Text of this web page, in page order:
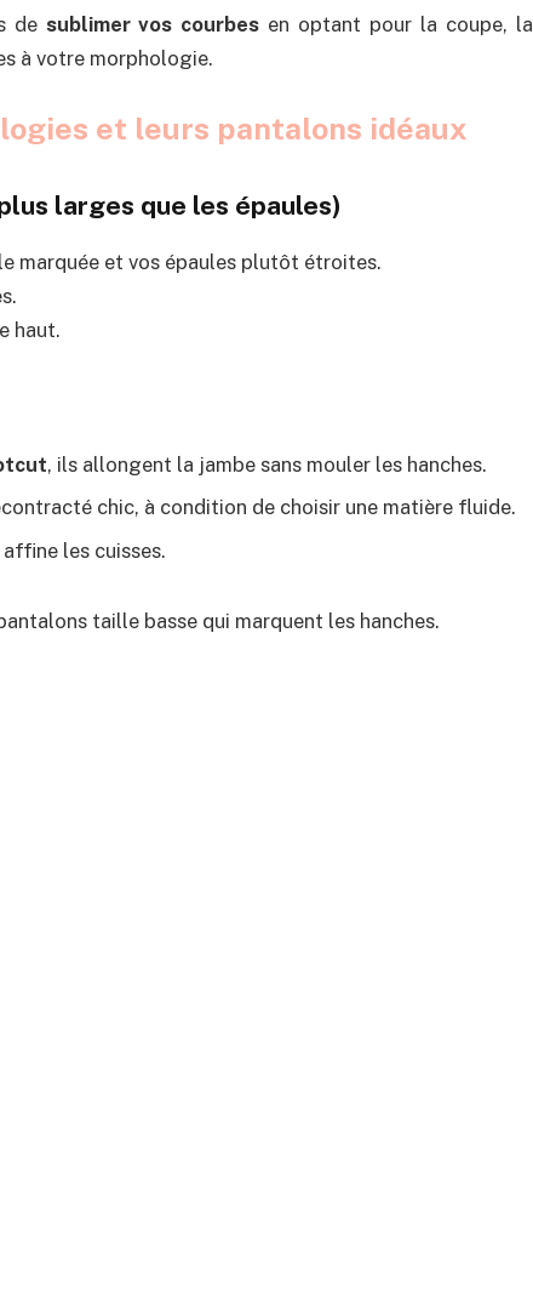
de sublimer vos courbes en optant pour la coupe, la
à votre morphologie.
et leurs pantalons idéaux
larges que les épaules)
marquée et vos épaules plutôt étroites.
haut.
, ils allongent la jambe sans mouler les hanches.
chic, à condition de choisir une matière fluide.
les cuisses.
taille basse qui marquent les hanches.